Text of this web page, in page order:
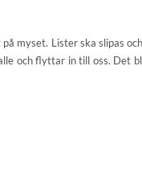
myset. Lister ska slipas
och flyttar in till oss. Det